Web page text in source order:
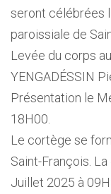
seront célébrées
paroissiale de
Levée du corps
YENGADÉSSIN
Présentation le
18H00.
Le cortège se
Saint-François.
Juillet 2025 à